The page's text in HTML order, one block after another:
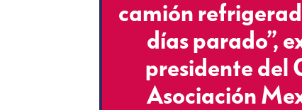
camión
días parado”,
presidente del
Asociación